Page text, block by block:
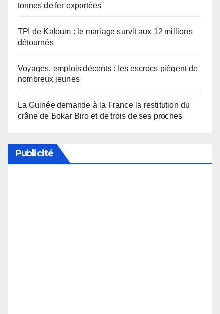
tonnes de fer exportées
TPI de Kaloum : le mariage survit aux 12 millions
détournés
Voyages, emplois décents : les escrocs piègent de
nombreux jeunes
La Guinée demande à la France la restitution du
crâne de Bokar Biro et de trois de ses proches
Publicité